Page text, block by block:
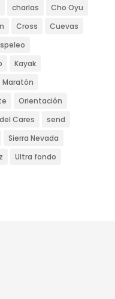
charlas
Cho Oyu
Cross
Cuevas
Kayak
Maratón
Orientación
Cares
send
Sierra Nevada
Ultra fondo